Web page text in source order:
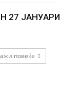
27 ЈАНУАРИ
повеќе